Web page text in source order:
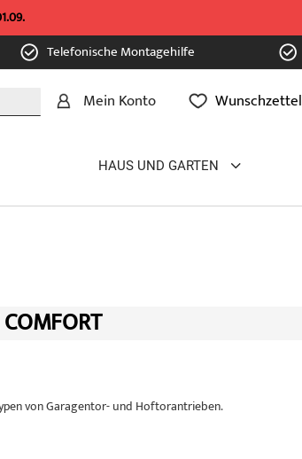
Telefonische Montagehilfe
Mein Konto Wunschzettel
HAUS UND GARTEN
von Garagentor- und Hoftorantrieben.